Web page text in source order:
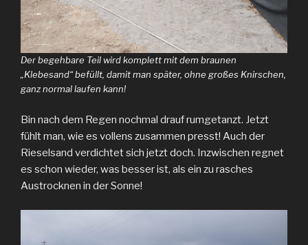
Der begehbare Teil wird komplett mit dem braunen
„Klebesand“ befüllt, damit man später, ohne großes Knirschen,
ganz normal laufen kann!
Bin nach dem Regen nochmal drauf rumgetanzt. Jetzt
fühlt man, wie es vollens zusammen presst! Auch der
Rieselsand verdichtet sich jetzt doch. Inzwischen regnet
es schon wieder, was besser ist, als ein zu rasches
Austrocknen in der Sonne!